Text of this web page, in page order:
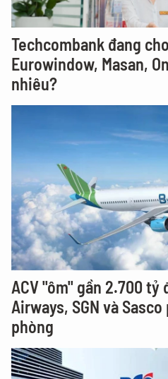
Techcombank đang
Eurowindow, Masan,
nhiêu?
ACV "ôm" gần 2.700 tỷ
Airways, SGN và
phòng